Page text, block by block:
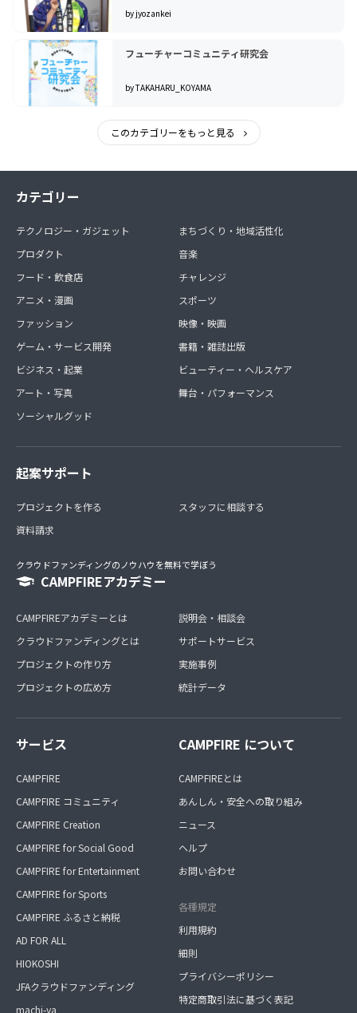
by jyozankei
フューチャーコミュニティ研究会
by TAKAHARU_KOYAMA
このカテゴリーをもっと見る
カテゴリー
テクノロジー・ガジェット
プロダクト
フード・飲食店
アニメ・漫画
ファッション
ゲーム・サービス開発
ビジネス・起業
アート・写真
ソーシャルグッド
まちづくり・地域活性化
音楽
チャレンジ
スポーツ
映像・映画
書籍・雑誌出版
ビューティー・ヘルスケア
舞台・パフォーマンス
起案サポート
プロジェクトを作る
資料請求
スタッフに相談する
クラウドファンディングのノウハウを無料で学ぼう
CAMPFIREアカデミー
CAMPFIREアカデミーとは
クラウドファンディングとは
プロジェクトの作り方
プロジェクトの広め方
説明会・相談会
サポートサービス
実施事例
統計データ
サービス
CAMPFIRE
CAMPFIRE コミュニティ
CAMPFIRE Creation
CAMPFIRE for Social Good
CAMPFIRE for Entertainment
CAMPFIRE for Sports
CAMPFIRE ふるさと納税
AD FOR ALL
HIOKOSHI
JFAクラウドファンディング
machi-ya
CAMPFIRE について
CAMPFIREとは
あんしん・安全への取り組み
ニュース
ヘルプ
お問い合わせ
各種規定
利用規約
細則
プライバシーポリシー
特定商取引法に基づく表記